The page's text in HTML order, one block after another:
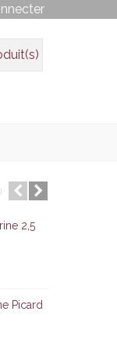
2,5
Picard